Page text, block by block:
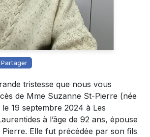
Partager
tristesse que nous vous
de Mme Suzanne St-Pierre (née
19 septembre 2024 à Les
à l’âge de 92 ans, épouse
Elle fut précédée par son fils